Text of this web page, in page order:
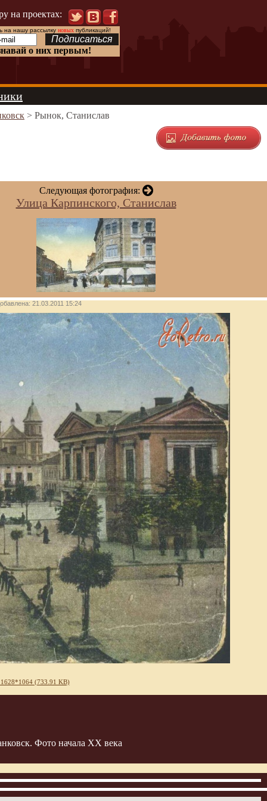
на проектах:
на нашу рассылку новыхпубликаций!
о них первым!
> Рынок, Станислав
Следующая фотография:
Улица Карпинского, Станислав
21.03.2011 15:24
(733.91 KB)
Фото начала ХХ века